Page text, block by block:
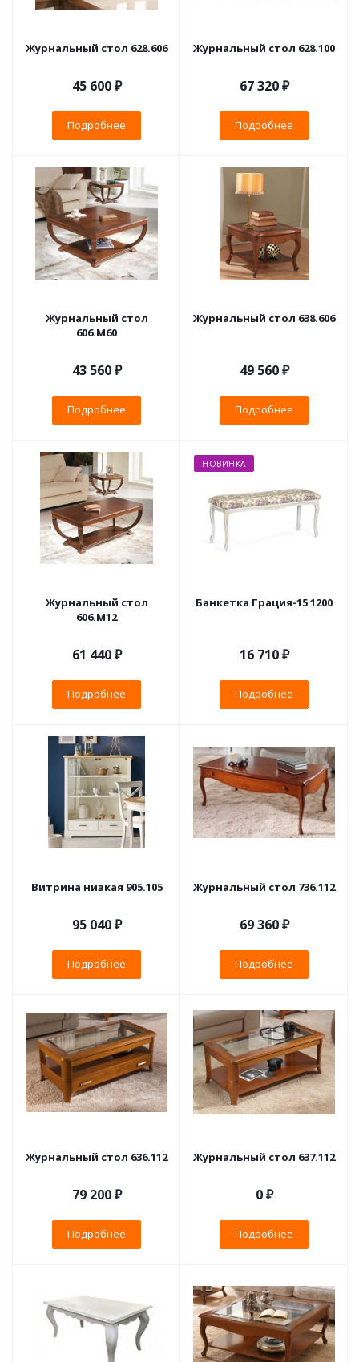
Журнальный стол 628.606
45 600 ₽
Подробнее
Журнальный стол 628.100
67 320 ₽
Подробнее
Журнальный стол
606.М60
43 560 ₽
Подробнее
Журнальный стол 638.606
49 560 ₽
Подробнее
Журнальный стол
606.М12
61 440 ₽
Подробнее
НОВИНКА
Банкетка Грация-15 1200
16 710 ₽
Подробнее
Витрина низкая 905.105
95 040 ₽
Подробнее
Журнальный стол 736.112
69 360 ₽
Подробнее
Журнальный стол 636.112
79 200 ₽
Подробнее
Журнальный стол 637.112
0 ₽
Подробнее